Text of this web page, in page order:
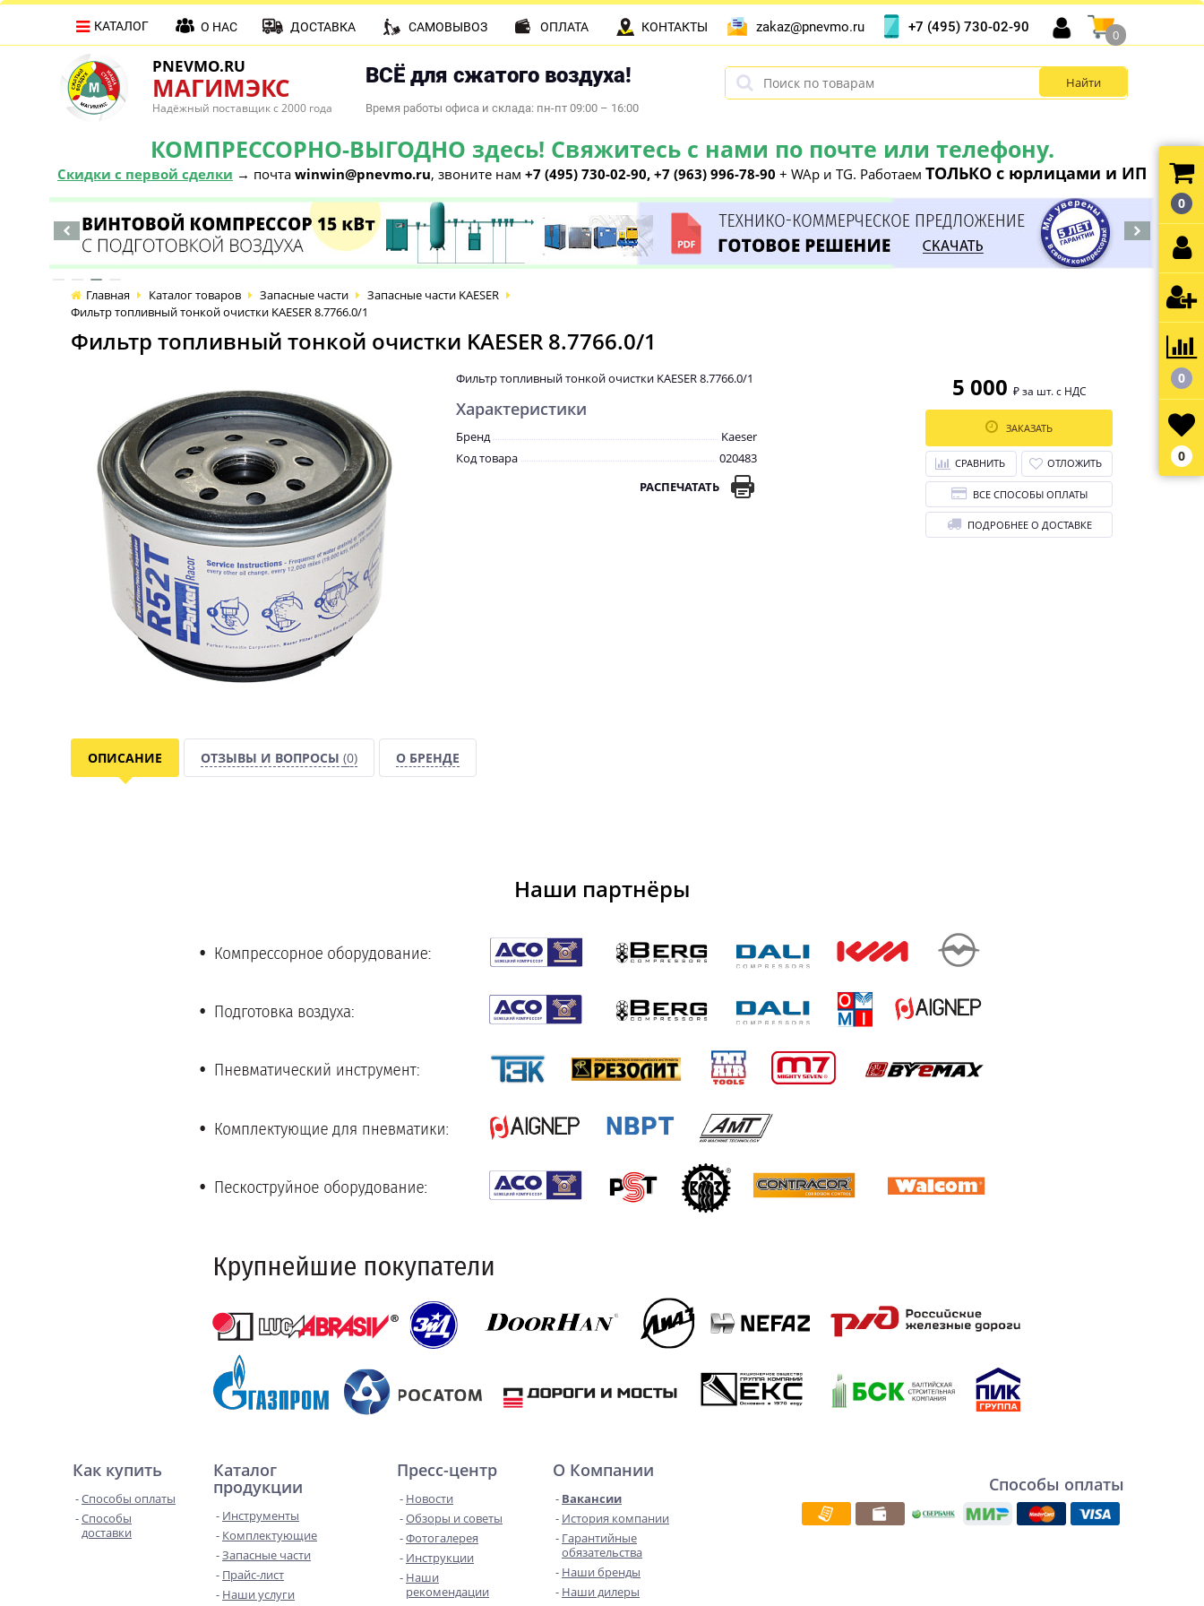
PNEVMO.RU
МАГИМЭКС
Надёжный поставщик с 2000 года
ВСЁ для сжатого воздуха!
Время работы офиса и склада: пн-пт 09:00 – 16:00
КОМПРЕССОРНО-ВЫГОДНО здесь! Свяжитесь с нами по почте или телефону.
Скидки с первой сделки → почта winwin@pnevmo.ru, звоните нам +7 (495) 730-02-90, +7 (963) 996-78-90 + WAp и TG. Работаем ТОЛЬКО с юрлицами и ИП
КАТАЛОГ О НАС ДОСТАВКА САМОВЫВОЗ ОПЛАТА КОНТАКТЫ zakaz@pnevmo.ru +7 (495) 730-02-90
0
Главная Каталог товаров Запасные части
Запасные части KAESER
Фильтр топливный тонкой очистки KAESER 8.7766.0/1
Фильтр топливный тонкой очистки KAESER 8.7766.0/1
Фильтр топливный тонкой очистки KAESER 8.7766.0/1
Характеристики
Бренд
Kaeser
Код товара
020483
РАСПЕЧАТАТЬ
5 000 ₽ за шт. с НДС
ЗАКАЗАТЬ
СРАВНИТЬ ОТЛОЖИТЬ
ВСЕ СПОСОБЫ ОПЛАТЫ
ПОДРОБНЕЕ О ДОСТАВКЕ
ОПИСАНИЕ ОТЗЫВЫ И ВОПРОСЫ (0) О БРЕНДЕ
Наши партнёры
Как купить
Способы оплаты
Способы
доставки
Каталог
продукции
Инструменты
Комплектующие
Запасные части
Прайс-лист
Наши услуги
Пресс-центр
Новости
Обзоры и советы
Фотогалерея
Инструкции
Наши
рекомендации
О Компании
Вакансии
История компании
Гарантийные
обязательства
Наши бренды
Наши дилеры
Способы оплаты
0
0
0